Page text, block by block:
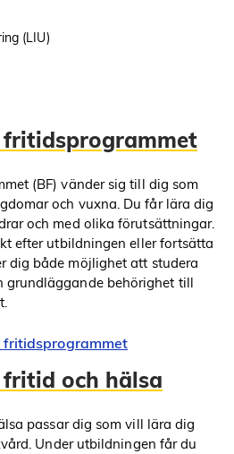
(LIU)
(BF) vänder sig till dig som
och vuxna. Du får lära dig
och med olika förutsättningar.
efter utbildningen eller fortsätta
dig både möjlighet att studera
grundläggande behörighet till
fritidsprogrammet
och hälsa
passar dig som vill lära dig
Under utbildningen får du